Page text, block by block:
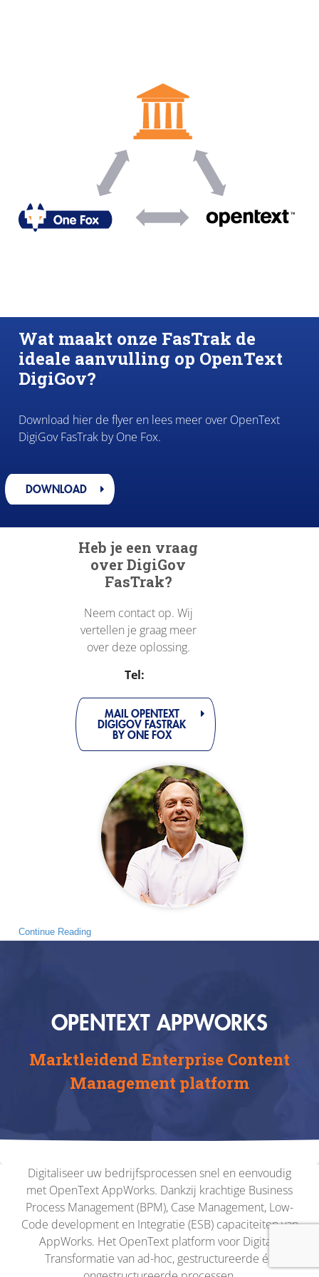
Wat maakt onze FasTrak de
ideale aanvulling op OpenText
DigiGov?
Download hier de flyer en lees meer over OpenText
DigiGov FasTrak by One Fox.
DOWNLOAD
Heb je een vraag
over DigiGov
FasTrak?
Neem contact op. Wij
vertellen je graag meer
over deze oplossing.
Tel:
MAIL OPENTEXT
DIGIGOV FASTRAK
BY ONE FOX
Continue Reading
OPENTEXT APPWORKS
Marktleidend Enterprise Content
Management platform
Digitaliseer uw bedrijfsprocessen snel en eenvoudig
met OpenText AppWorks. Dankzij krachtige Business
Process Management (BPM), Case Management, Low-
Code development en Integratie (ESB) capaciteiten van
AppWorks. Het OpenText platform voor Digitale
Transformatie van ad-hoc, gestructureerde én